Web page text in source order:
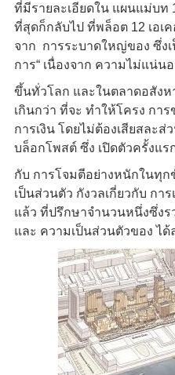
ที่มีรายละเอียดใน แผนแม่บท
ที่สุดก็กลับไป ที่พล็อต 12 เอเ
จาก การระบาดใหญ่ของ ซึ่ง
การ“ เนื่องจาก ความไม่แน่น
ขึ้นทั่วโลก และในตลาดอสัง
เกินกว่า ที่จะ ทำให้โครง กา
การเงิน โดยไม่ต้องเสียสละ
บล็อกโพสต์ ซึ่ง เปิดตัวครั้งแร
กับ การโจมตีอย่างหนักในทุ
เป็นส่วนตัว กังวลเกี่ยวกับ กา
แล้ว ที่ปรึกษาจำนวนหนึ่งซึ่ง
และ ความเป็นส่วนตัวของ ได้